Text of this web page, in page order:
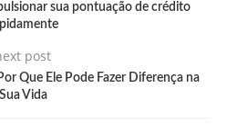
sua pontuação de crédito
post
Que Ele Pode Fazer Diferença na
Sua Vida